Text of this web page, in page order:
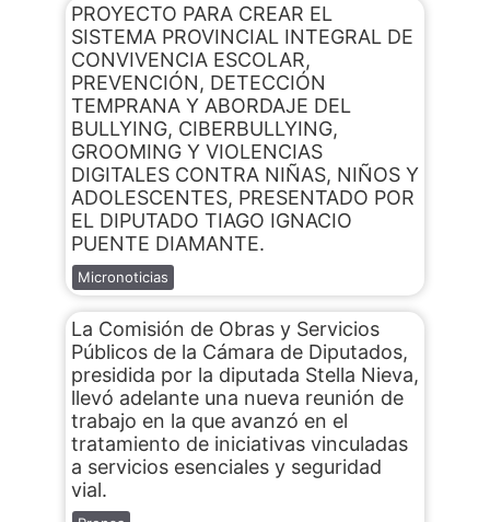
PROYECTO PARA CREAR EL
SISTEMA PROVINCIAL INTEGRAL DE
CONVIVENCIA ESCOLAR,
PREVENCIÓN, DETECCIÓN
TEMPRANA Y ABORDAJE DEL
BULLYING, CIBERBULLYING,
GROOMING Y VIOLENCIAS
DIGITALES CONTRA NIÑAS, NIÑOS Y
ADOLESCENTES, PRESENTADO POR
EL DIPUTADO TIAGO IGNACIO
PUENTE DIAMANTE.
Micronoticias
La Comisión de Obras y Servicios
Públicos de la Cámara de Diputados,
presidida por la diputada Stella Nieva,
llevó adelante una nueva reunión de
trabajo en la que avanzó en el
tratamiento de iniciativas vinculadas
a servicios esenciales y seguridad
vial.